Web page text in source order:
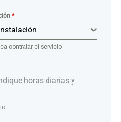
*
contratar el servicio
horas diarias y